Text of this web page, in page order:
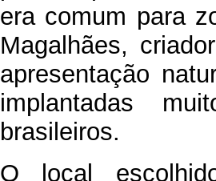
era comum para
Magalhães,
apresentação
implantadas
brasileiros.
O local